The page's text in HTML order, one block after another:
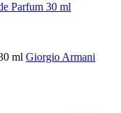
Parfum 30 ml
Giorgio Armani